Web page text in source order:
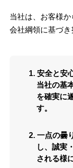
当社は、お客様
会社綱領に基づき
安全と安
当社の基
を確実に
す。
一点の曇
し、誠実
される様